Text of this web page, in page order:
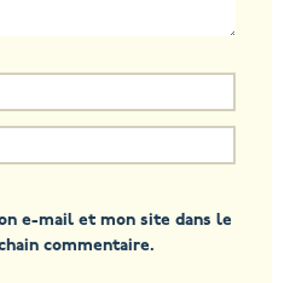
e-mail et mon site dans le
commentaire.